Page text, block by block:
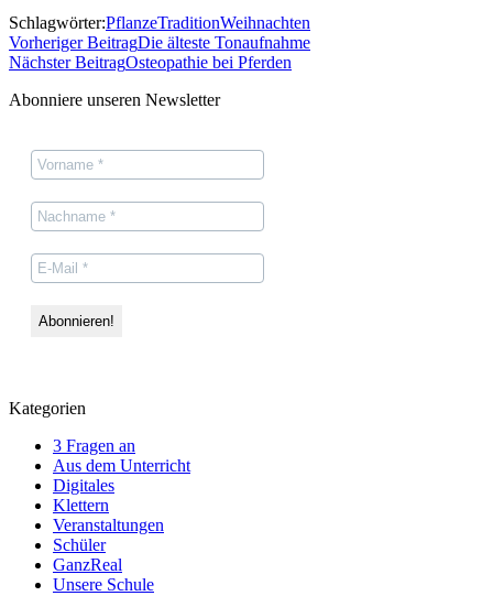
Schlagwörter:PflanzeTraditionWeihnachten
Vorheriger BeitragDie älteste Tonaufnahme
Nächster BeitragOsteopathie bei Pferden
Abonniere unseren Newsletter
Kategorien
3 Fragen an
Aus dem Unterricht
Digitales
Klettern
Veranstaltungen
Schüler
GanzReal
Unsere Schule